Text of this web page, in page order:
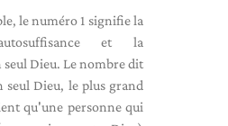
le numéro 1 signifie la
et la
Dieu. Le nombre dit
Dieu, le plus grand
qu'une personne qui